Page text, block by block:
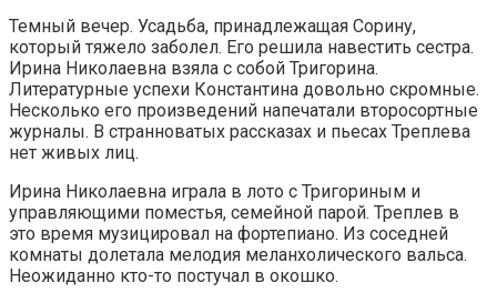
Темный вечер. Усадьба, принадлежащая Сорину,
который тяжело заболел. Его решила навестить сестра.
Ирина Николаевна взяла с собой Тригорина.
Литературные успехи Константина довольно скромные.
Несколько его произведений напечатали второсортные
журналы. В странноватых рассказах и пьесах Треплева
нет живых лиц.
Ирина Николаевна играла в лото с Тригориным и
управляющими поместья, семейной парой. Треплев в
это время музицировал на фортепиано. Из соседней
комнаты долетала мелодия меланхолического вальса.
Неожиданно кто-то постучал в окошко.